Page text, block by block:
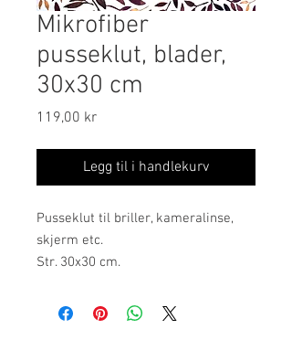
Mikrofiber
pusseklut, blader,
30x30 cm
119,00 krPris
Legg til i handlekurv
Pusseklut til briller, kameralinse,
skjerm etc.
Str. 30x30 cm.